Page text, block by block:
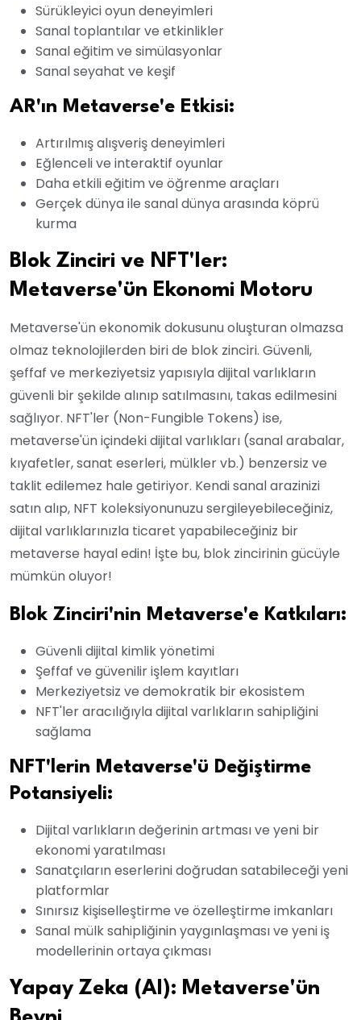
Sürükleyici oyun deneyimleri
Sanal toplantılar ve etkinlikler
Sanal eğitim ve simülasyonlar
Sanal seyahat ve keşif
AR'ın Metaverse'e Etkisi:
Artırılmış alışveriş deneyimleri
Eğlenceli ve interaktif oyunlar
Daha etkili eğitim ve öğrenme araçları
Gerçek dünya ile sanal dünya arasında köprü
kurma
Blok Zinciri ve NFT'ler:
Metaverse'ün Ekonomi Motoru
Metaverse'ün ekonomik dokusunu oluşturan olmazsa
olmaz teknolojilerden biri de blok zinciri. Güvenli,
şeffaf ve merkeziyetsiz yapısıyla dijital varlıkların
güvenli bir şekilde alınıp satılmasını, takas edilmesini
sağlıyor. NFT'ler (Non-Fungible Tokens) ise,
metaverse'ün içindeki dijital varlıkları (sanal arabalar,
kıyafetler, sanat eserleri, mülkler vb.) benzersiz ve
taklit edilemez hale getiriyor. Kendi sanal arazinizi
satın alıp, NFT koleksiyonunuzu sergileyebileceğiniz,
dijital varlıklarınızla ticaret yapabileceğiniz bir
metaverse hayal edin! İşte bu, blok zincirinin gücüyle
mümkün oluyor!
Blok Zinciri'nin Metaverse'e Katkıları:
Güvenli dijital kimlik yönetimi
Şeffaf ve güvenilir işlem kayıtları
Merkeziyetsiz ve demokratik bir ekosistem
NFT'ler aracılığıyla dijital varlıkların sahipliğini
sağlama
NFT'lerin Metaverse'ü Değiştirme
Potansiyeli:
Dijital varlıkların değerinin artması ve yeni bir
ekonomi yaratılması
Sanatçıların eserlerini doğrudan satabileceği yeni
platformlar
Sınırsız kişiselleştirme ve özelleştirme imkanları
Sanal mülk sahipliğinin yaygınlaşması ve yeni iş
modellerinin ortaya çıkması
Yapay Zeka (AI): Metaverse'ün